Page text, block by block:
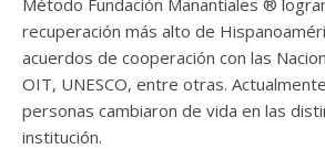
recuperación más alto de
acuerdos de cooperación con las
OIT, UNESCO, entre otras.
personas cambiaron de vida en las
institución.